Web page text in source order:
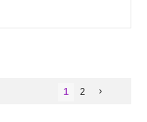
1 2